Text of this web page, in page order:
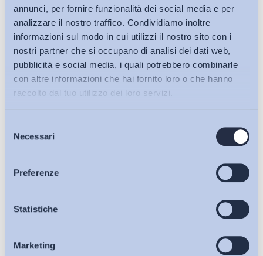
annunci, per fornire funzionalità dei social media e per
analizzare il nostro traffico. Condividiamo inoltre
informazioni sul modo in cui utilizzi il nostro sito con i
nostri partner che si occupano di analisi dei dati web,
pubblicità e social media, i quali potrebbero combinarle
con altre informazioni che hai fornito loro o che hanno
raccolto dal tuo utilizzo dei loro servizi.
delNecessari
Preferenze
Statistiche
Marketing
Bollettini ADAPT
Articoli
Osservatori
Eventi
Altro
Bollettino ADAPT area ispanofona, n. 19/2013
Bollettino ADAPT - 06 Dicembre 2013